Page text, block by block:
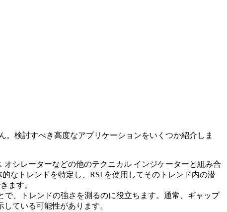
検討すべき高度なアプリケーションをいくつか紹介しま
シレーターなどの他のテクニカル インジケーターと組み合
なトレンドを特定し、RSI を使用してそのトレンド内の潜
ます。
、トレンドの強さを測るのに役立ちます。通常、ギャップ
ている可能性があります。